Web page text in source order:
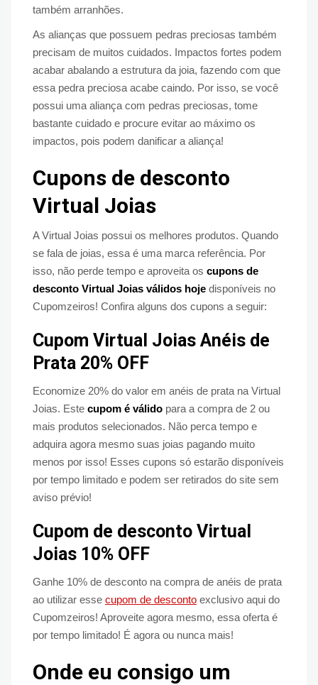
também arranhões.
As alianças que possuem pedras preciosas também
precisam de muitos cuidados. Impactos fortes podem
acabar abalando a estrutura da joia, fazendo com que
essa pedra preciosa acabe caindo. Por isso, se você
possui uma aliança com pedras preciosas, tome
bastante cuidado e procure evitar ao máximo os
impactos, pois podem danificar a aliança!
Cupons de desconto
Virtual Joias
A Virtual Joias possui os melhores produtos. Quando
se fala de joias, essa é uma marca referência. Por
isso, não perde tempo e aproveita os cupons de
desconto Virtual Joias válidos hoje disponíveis no
Cupomzeiros! Confira alguns dos cupons a seguir:
Cupom Virtual Joias Anéis de
Prata 20% OFF
Economize 20% do valor em anéis de prata na Virtual
Joias. Este cupom é válido para a compra de 2 ou
mais produtos selecionados. Não perca tempo e
adquira agora mesmo suas joias pagando muito
menos por isso! Esses cupons só estarão disponíveis
por tempo limitado e podem ser retirados do site sem
aviso prévio!
Cupom de desconto Virtual
Joias 10% OFF
Ganhe 10% de desconto na compra de anéis de prata
ao utilizar esse cupom de desconto exclusivo aqui do
Cupomzeiros! Aproveite agora mesmo, essa oferta é
por tempo limitado! É agora ou nunca mais!
Onde eu consigo um